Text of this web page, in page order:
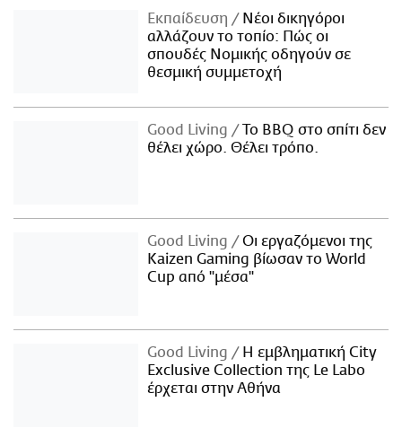
Εκπαίδευση
Νέοι δικηγόροι
αλλάζουν το τοπίο: Πώς οι
σπουδές Νομικής οδηγούν σε
θεσμική συμμετοχή
Good Living
Το BBQ στο σπίτι δεν
θέλει χώρο. Θέλει τρόπο.
Good Living
Οι εργαζόμενοι της
Kaizen Gaming βίωσαν το World
Cup από "μέσα"
Good Living
Η εμβληματική City
Exclusive Collection της Le Labo
έρχεται στην Αθήνα